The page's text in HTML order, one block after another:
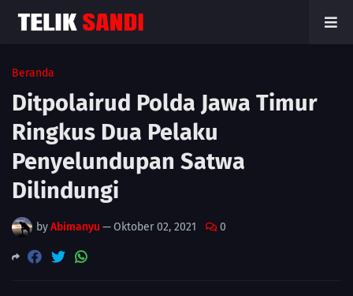
Beranda
Ditpolairud Polda Jawa Timur
Ringkus Dua Pelaku
Penyelundupan Satwa
Dilindungi
byAbimanyu —Oktober 02, 2021 0